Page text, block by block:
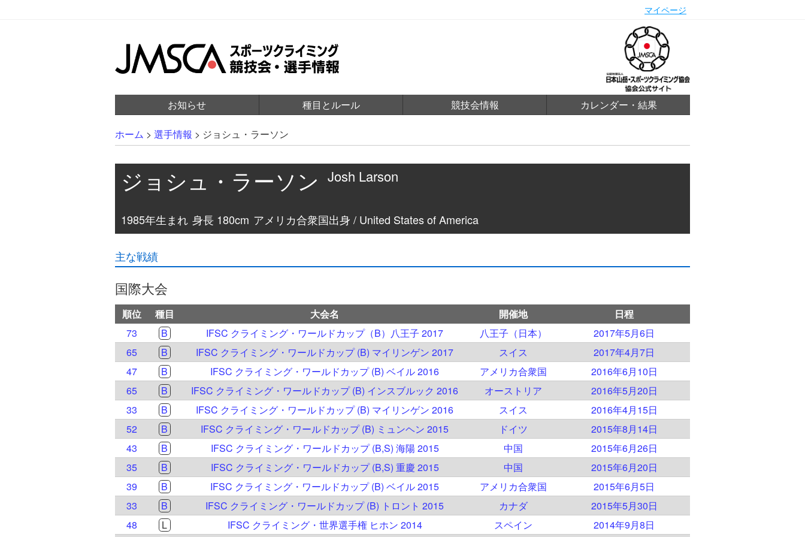
マイページ
お知らせ 種目とルール 競技会情報 カレンダー・結果
ホーム > 選手情報 > ジョシュ・ラーソン
ジョシュ・ラーソン Josh Larson
1985年生まれ 身長 180cm アメリカ合衆国出身 / United States of America
主な戦績
国際大会
順位 種目 大会名 開催地
日程
73
B IFSC クライミング・ワールドカップ（B）八王子 2017 八王子（日本）
2017年5月6日
65
B IFSC クライミング・ワールドカップ (B) マイリンゲン 2017 スイス
2017年4月7日
47
B IFSC クライミング・ワールドカップ (B) ベイル 2016 アメリカ合衆国
2016年6月10日
65
B IFSC クライミング・ワールドカップ (B) インスブルック 2016 オーストリア
2016年5月20日
33
B IFSC クライミング・ワールドカップ (B) マイリンゲン 2016 スイス
2016年4月15日
52
B IFSC クライミング・ワールドカップ (B) ミュンヘン 2015 ドイツ
2015年8月14日
43
B IFSC クライミング・ワールドカップ (B,S) 海陽 2015 中国
2015年6月26日
35
B IFSC クライミング・ワールドカップ (B,S) 重慶 2015 中国
2015年6月20日
39
B IFSC クライミング・ワールドカップ (B) ベイル 2015 アメリカ合衆国
2015年6月5日
33
B IFSC クライミング・ワールドカップ (B) トロント 2015 カナダ
2015年5月30日
48
L IFSC クライミング・世界選手権 ヒホン 2014 スペイン
2014年9月8日